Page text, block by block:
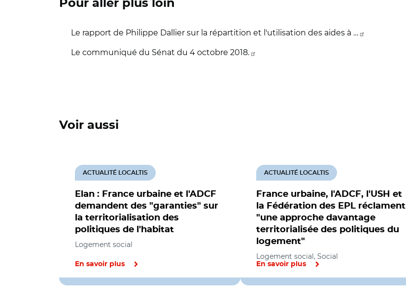
Pour aller plus loin
Le rapport de Philippe Dallier sur la répartition et l'utilisation des aides à …
Le communiqué du Sénat du 4 octobre 2018.
Voir aussi
Elan : France urbaine et l'ADCF
demandent des "garanties" sur
la territorialisation des
politiques de l'habitat
ACTUALITÉ LOCALTIS
Logement social
En savoir plus
France urbaine, l'ADCF, l'USH et
la Fédération des EPL réclament
"une approche davantage
territorialisée des politiques du
logement"
ACTUALITÉ LOCALTIS
Logement social, Social
En savoir plus